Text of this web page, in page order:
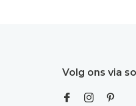
Volg ons via